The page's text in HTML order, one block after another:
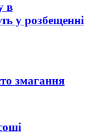
в
у розбещенні
змагання